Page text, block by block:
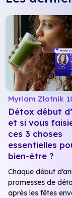
Myriam Zlotnik
Détox début
et si vous
ces 3 choses
essentielles
bien-être ?
Chaque début
promesses de
après les fêtes